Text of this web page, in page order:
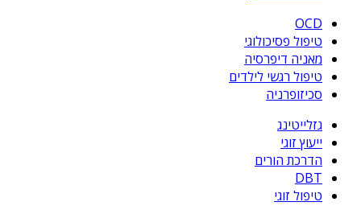
OCD
טיפול פסיכולוגי
מאניה דיפרסיה
טיפול רגשי לילדים
סכיזופרניה
גזלייטינג
ייעוץ זוגי
הדרכת הורים
DBT
טיפול זוגי